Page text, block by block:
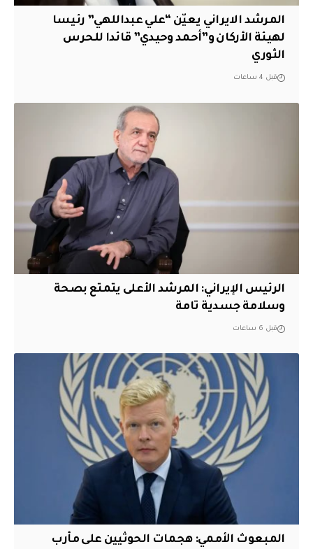
المرشد الايراني يعيّن “علي عبداللهي” رئيسا
لهيئة الأركان و”أحمد وحيدي” قائدا للحرس
الثوري
قبل 4 ساعات
الرئيس الإيراني: المرشد الأعلى يتمتع بصحة
وسلامة جسدية تامة
قبل 6 ساعات
المبعوث الأممي: هجمات الحوثيين على مأرب